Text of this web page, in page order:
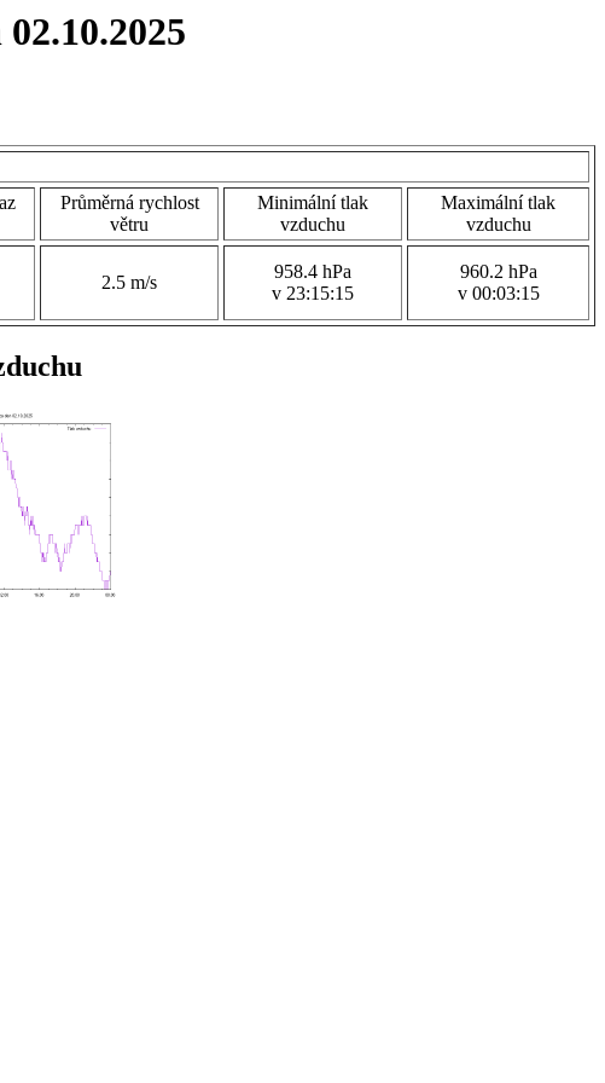
Průměrná rychlost
větru
Minimální tlak
vzduchu
Maximální tlak
vzduchu
2.5 m/s
958.4 hPa
v 23:15:15
960.2 hPa
v 00:03:15